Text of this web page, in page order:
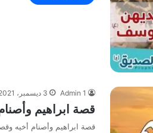
Admin 1 3 ديسمبر، 2021
قصة ابراهيم وأصنام
قصة ابراهيم وأصنام أخيه وقصة